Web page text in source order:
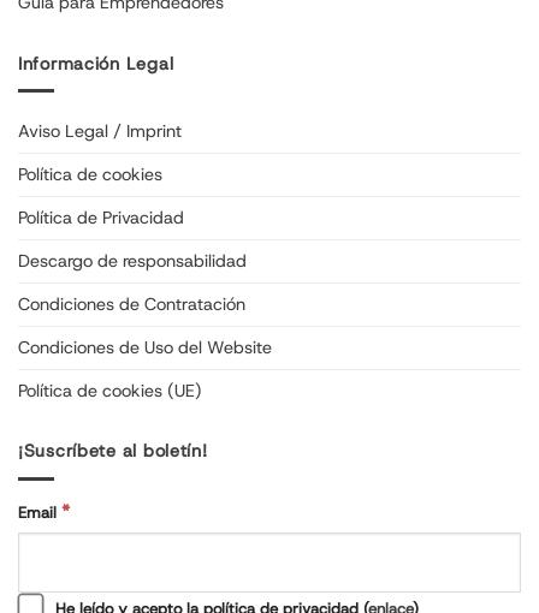
Información Legal
Aviso Legal / Imprint
Política de cookies
Política de Privacidad
Descargo de responsabilidad
Condiciones de Contratación
Condiciones de Uso del Website
Política de cookies (UE)
¡Suscríbete al boletín!
Email *